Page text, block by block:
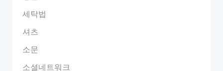
세탁법
셔츠
소문
소셜네트워크